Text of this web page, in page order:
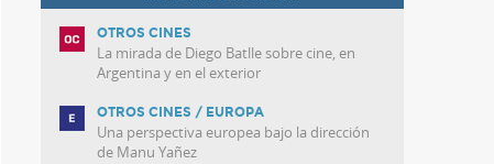
OTROS CINES
La mirada de Diego Batlle sobre cine, en
Argentina y en el exterior
OTROS CINES / EUROPA
Una perspectiva europea bajo la dirección
de Manu Yañez